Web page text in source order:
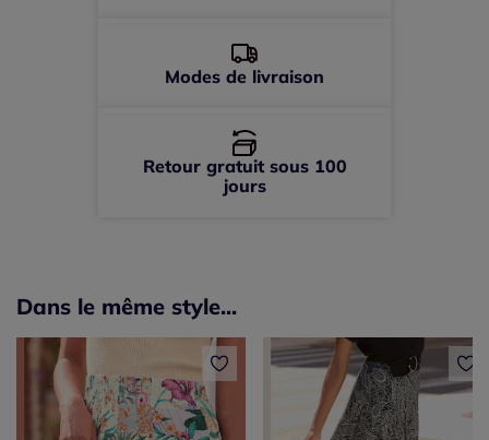
Modes de livraison
Retour gratuit sous 100
jours
Dans le même style...